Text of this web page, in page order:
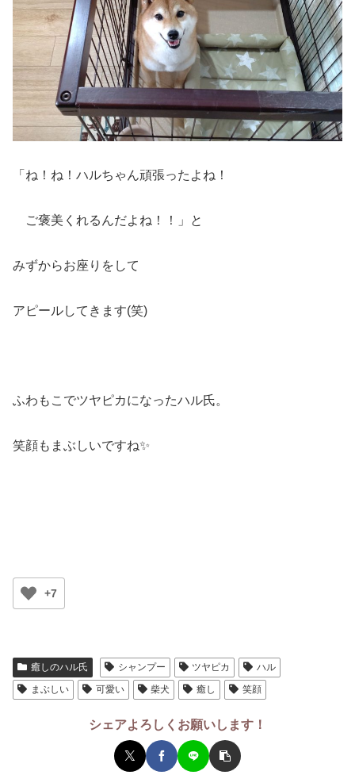
「ね！ね！ハルちゃん頑張ったよね！
ご褒美くれるんだよね！！」と
みずからお座りをして
アピールしてきます(笑)
ふわもこでツヤピカになったハル氏。
笑顔もまぶしいですね✨
+7
癒しのハル氏 シャンプー ツヤピカ
ハル
まぶしい
可愛い 柴犬 癒し 笑顔
シェアよろしくお願いします！